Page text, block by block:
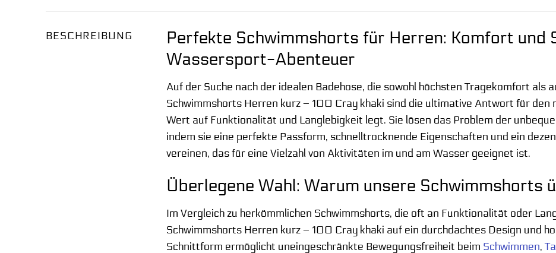
BESCHREIBUNG
Perfekte Schwimmshorts für Herren: Komfort und
Wassersport-Abenteuer
Auf der Suche nach der idealen Badehose, die sowohl höchsten Tragekomfort als
Schwimmshorts Herren kurz – 100 Cray khaki sind die ultimative Antwort für
Wert auf Funktionalität und Langlebigkeit legt. Sie lösen das Problem der
indem sie eine perfekte Passform, schnelltrocknende Eigenschaften und ein
vereinen, das für eine Vielzahl von Aktivitäten im und am Wasser geeignet ist.
Überlegene Wahl: Warum unsere Schwimmshorts
Im Vergleich zu herkömmlichen Schwimmshorts, die oft an Funktionalität oder
Schwimmshorts Herren kurz – 100 Cray khaki auf ein durchdachtes Design und
Schnittform ermöglicht uneingeschränkte Bewegungsfreiheit beim Schwimmen,